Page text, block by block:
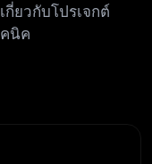
ยวกับโปรเจกต์
นิค